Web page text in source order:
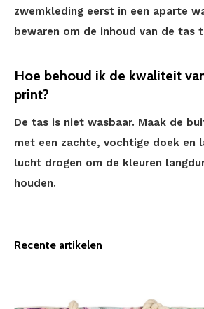
zwemkleding eerst in een aparte
bewaren om de inhoud van de tas
Hoe behoud ik de kwaliteit
print?
De tas is niet wasbaar. Maak de
met een zachte, vochtige doek en
lucht drogen om de kleuren
houden.
Recente artikelen